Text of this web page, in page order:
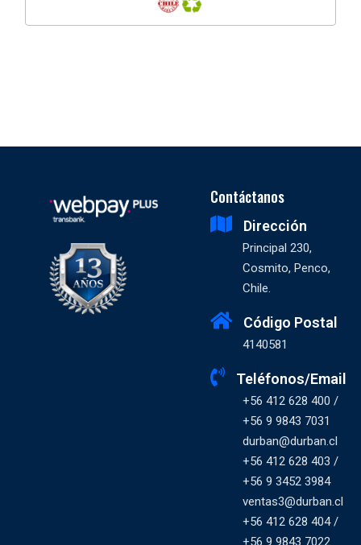
Contáctanos
Dirección
Principal 230,
Cosmito, Penco,
Chile.
Código Postal
4140581
Teléfonos/Email
+56 412 628 400 /
+56 9 9843 7031
durban@durban.cl
+56 412 628 403 /
+56 9 3452 3984
ventas3@durban.cl
+56 412 628 404 /
+56 9 9843 7022